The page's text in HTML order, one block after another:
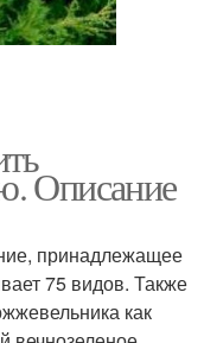
Описание
принадлежащее
75 видов. Также
как